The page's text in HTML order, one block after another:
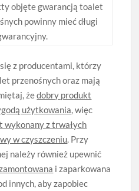
objęte gwarancją toalet
powinny mieć długi
z producentami, którzy
przenośnych oraz mają
żedobry produkt
użytkowania, więc
wykonany z trwałych
w czyszczeniu. Przy
należy również upewnić
i zaparkowana
innych, aby zapobiec